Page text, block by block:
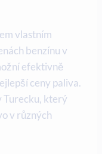
vlastním
benzínu v
efektivně
ceny paliva.
Turecku, který
v různých